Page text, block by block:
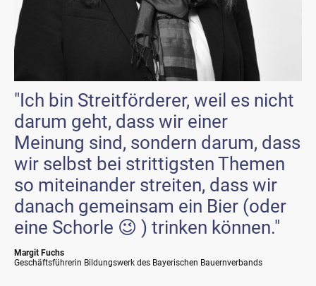
"Ich bin Streitförderer, weil es nicht
darum geht, dass wir einer
Meinung sind, sondern darum, dass
wir selbst bei strittigsten Themen
so miteinander streiten, dass wir
danach gemeinsam ein Bier (oder
eine Schorle 😉 ) trinken können."
Margit Fuchs
Geschäftsführerin Bildungswerk des Bayerischen Bauernverbands